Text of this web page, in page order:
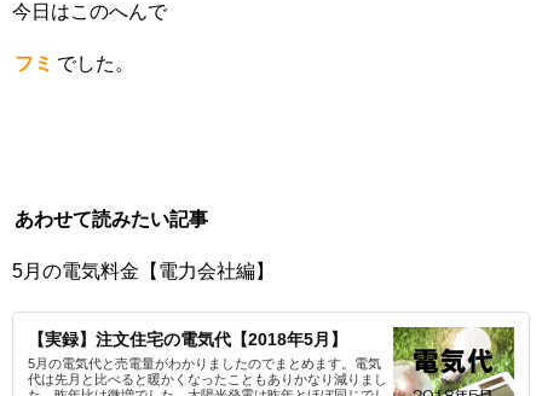
今日はこのへんで
フミ でした。
あわせて読みたい記事
5月の電気料金【電力会社編】
【実録】注文住宅の電気代【2018年5月】
5月の電気代と売電量がわかりましたのでまとめます。電気
代は先月と比べると暖かくなったこともありかなり減りまし